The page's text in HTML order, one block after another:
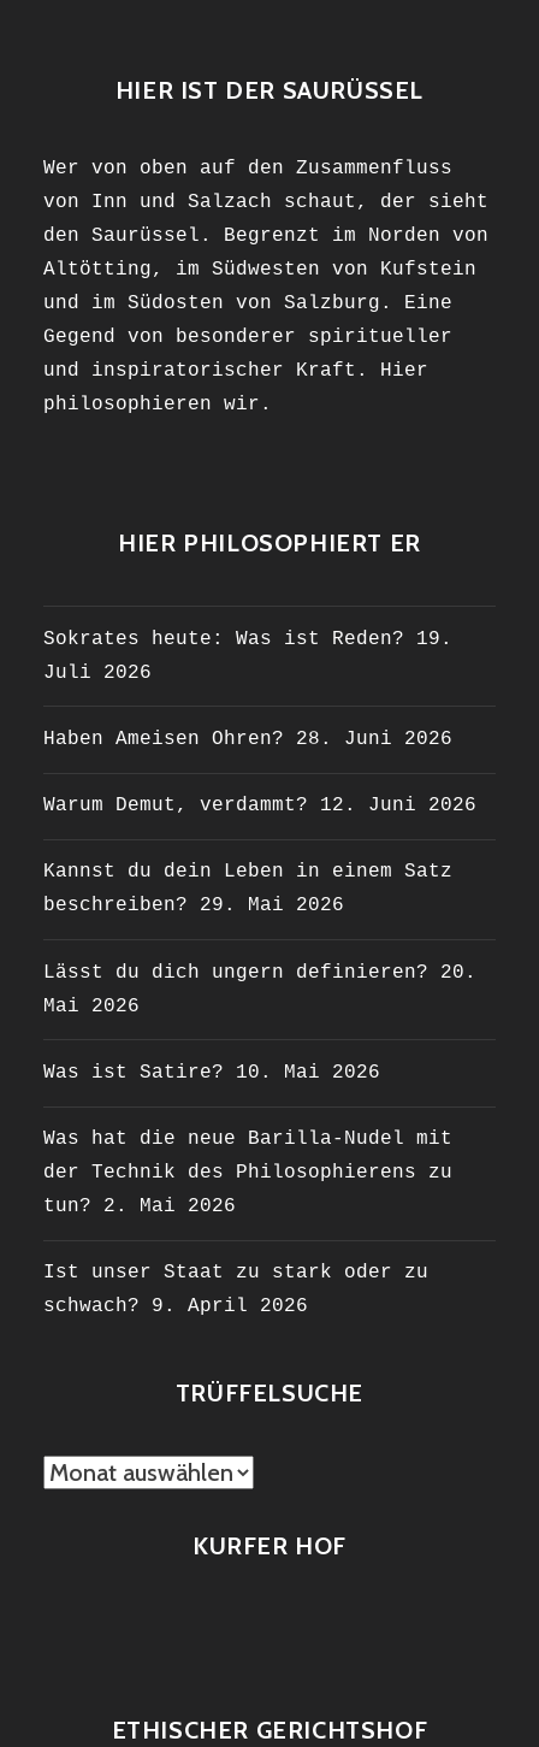
HIER IST DER SAURÜSSEL
Wer von oben auf den Zusammenfluss
von Inn und Salzach schaut, der sieht
den Saurüssel. Begrenzt im Norden von
Altötting, im Südwesten von Kufstein
und im Südosten von Salzburg. Eine
Gegend von besonderer spiritueller
und inspiratorischer Kraft. Hier
philosophieren wir.
HIER PHILOSOPHIERT ER
Sokrates heute: Was ist Reden?
19.
Juli 2026
Haben Ameisen Ohren? 28. Juni 2026
Warum Demut, verdammt? 12. Juni 2026
Kannst du dein Leben in einem Satz
beschreiben?
29. Mai 2026
Lässt du dich ungern definieren?
20.
Mai 2026
Was ist Satire? 10. Mai 2026
Was hat die neue Barilla-Nudel mit
der Technik des Philosophierens zu
tun?
2. Mai 2026
Ist unser Staat zu stark oder zu
schwach?
9. April 2026
TRÜFFELSUCHE
TRÜFFELSUCHE
KURFER HOF
ETHISCHER GERICHTSHOF